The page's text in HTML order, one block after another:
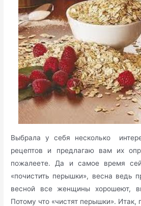
Выбрала у себя несколько
рецептов и предлагаю вам их
пожалеете. Да и самое время
«почистить перышки», весна
весной все женщины хорошеют,
Потому что «чистят перышки». Итак,